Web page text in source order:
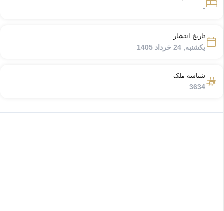
-
تاریخ انتشار
یکشنبه, 24 خرداد 1405
شناسه ملک
3634